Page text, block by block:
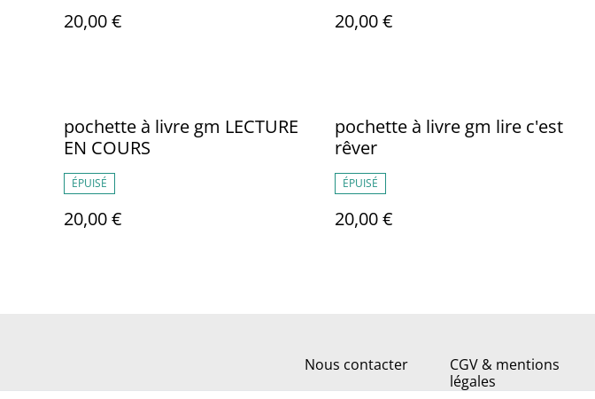
20,00 €
20,00 €
pochette à livre gm LECTURE
EN COURS
ÉPUISÉ
20,00 €
pochette à livre gm lire c'est
rêver
ÉPUISÉ
20,00 €
Nous contacter
CGV & mentions
légales